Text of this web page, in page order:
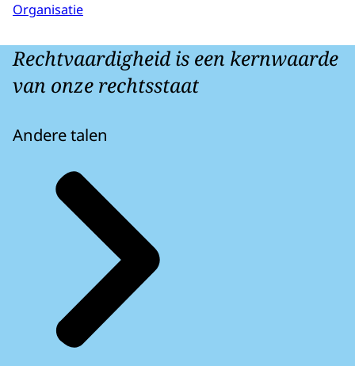
Organisatie
Rechtvaardigheid is een kernwaarde
van onze rechtsstaat
Andere talen